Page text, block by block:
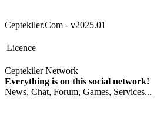
Ceptekiler.Com - v2025.01
Licence
Ceptekiler Network
Everything is on this social network!
News, Chat, Forum, Games, Services...